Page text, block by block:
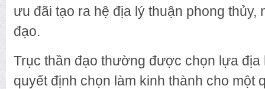
ưu đãi tạo ra hệ địa lý thuận phong thủy,
đạo.
Trục thần đạo thường được chọn lựa
quyết định chọn làm kinh thành cho một